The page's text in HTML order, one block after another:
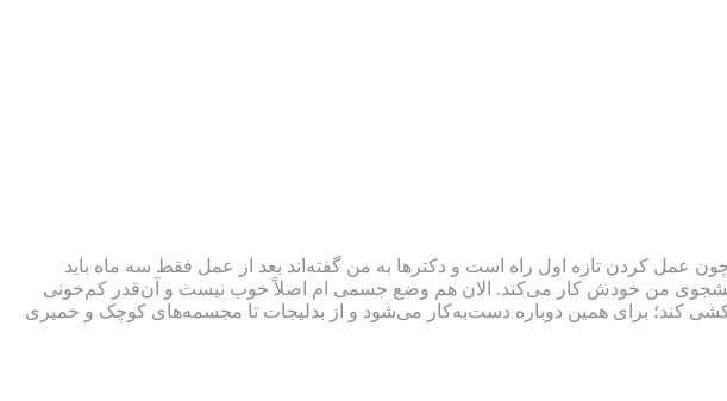
چون عمل کردن تازه اول راه است و دکترها به من گفته‌اند بعد از عمل فقط سه ماه باید
دانشجوی من خودش کار می‌کند. الان هم وضع جسمی ام اصلاً خوب نیست و آن‌قدر کم‌خونی
کشی کند؛ برای همین دوباره دست‌به‌کار می‌شود و از بدلیجات تا مجسمه‌های کوچک و خمیری